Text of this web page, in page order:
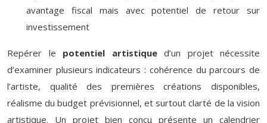
avantage fiscal mais avec potentiel de retour sur
investissement
Repérer le potentiel artistiqued’un projet nécessite
d’examiner plusieurs indicateurs : cohérence du parcours de
l’artiste, qualité des premières créations disponibles,
réalisme du budget prévisionnel, et surtout clarté de la vision
artistique. Un projet bien conçu présente un calendrier